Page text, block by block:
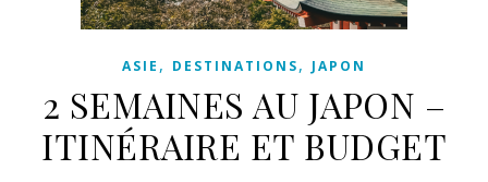
ASIE , DESTINATIONS, JAPON
2 SEMAINES AU JAPON –
ITINÉRAIRE ET BUDGET